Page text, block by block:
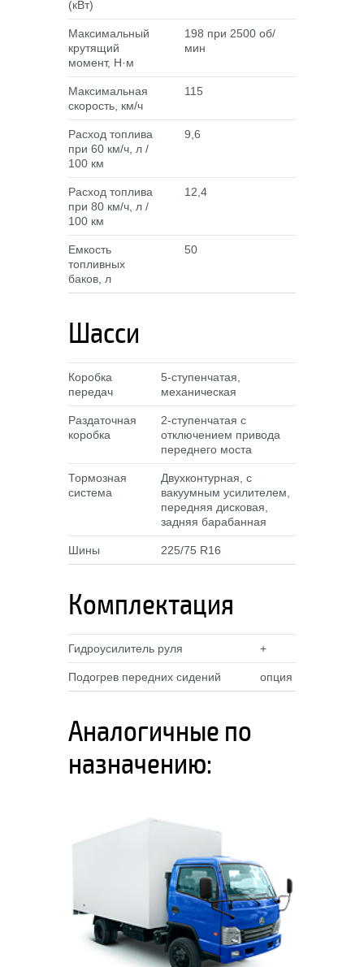
(кВт)
Максимальный
крутящий
момент, Н·м
198 при 2500 об/
мин
Максимальная
скорость, км/ч
115
Расход топлива
при 60 км/ч, л /
100 км
9,6
Расход топлива
при 80 км/ч, л /
100 км
12,4
Емкость
топливных
баков, л
50
Шасси
Коробка
передач
5-ступенчатая,
механическая
Раздаточная
коробка
2-ступенчатая с
отключением привода
переднего моста
Тормозная
система
Двухконтурная, с
вакуумным усилителем,
передняя дисковая,
задняя барабанная
Шины 225/75 R16
Комплектация
Гидроусилитель руля +
Подогрев передних сидений опция
Аналогичные по
назначению: